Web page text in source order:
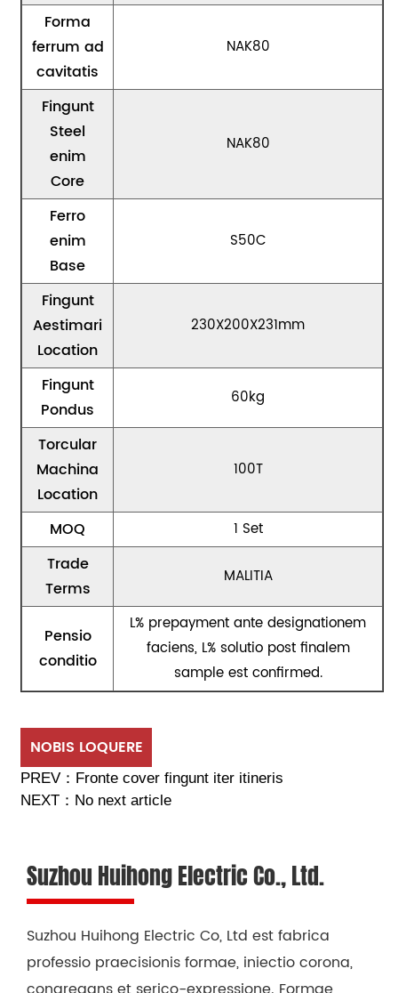
Forma
ferrum ad
cavitatis
NAK80
Fingunt
Steel
enim
Core
NAK80
Ferro
enim
Base
S50C
Fingunt
Aestimari
Location
230X200X231mm
Fingunt
Pondus
60kg
Torcular
Machina
Location
100T
MOQ 1 Set
Trade
Terms
MALITIA
Pensio
conditio
L% prepayment ante designationem
faciens, L% solutio post finalem
sample est confirmed.
NOBIS LOQUERE
PREV： Fronte cover fingunt iter itineris
NEXT： No next article
Suzhou Huihong Electric Co., Ltd.
Suzhou Huihong Electric Co, Ltd est fabrica
professio praecisionis formae, iniectio corona,